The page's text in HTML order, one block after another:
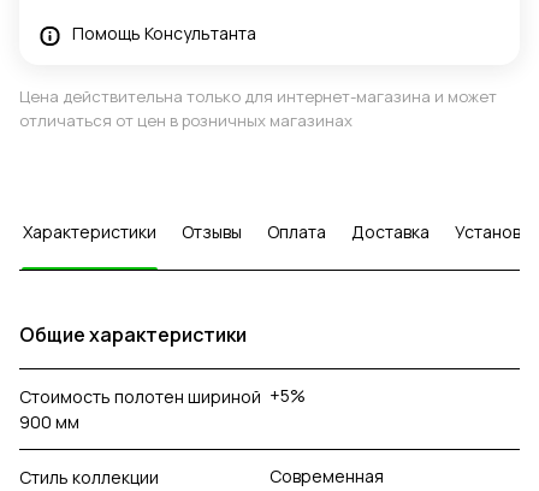
Помощь Консультанта
Цена действительна только для интернет-магазина и может
отличаться от цен в розничных магазинах
Характеристики Отзывы Оплата Доставка Установка
Общие характеристики
Стоимость полотен шириной
900 мм
+5%
Стиль коллекции Современная